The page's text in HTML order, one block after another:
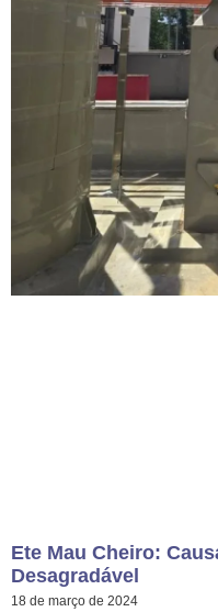
Ete Mau Cheiro:
Desagradável
18 de março de 2024